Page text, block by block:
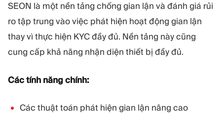
SEON là một nền tảng chống gian lận và đánh giá rủi
ro tập trung vào việc phát hiện hoạt động gian lận
thay vì thực hiện KYC đầy đủ. Nền tảng này cũng
cung cấp khả năng nhận diện thiết bị đầy đủ.
Các tính năng chính:
Các thuật toán phát hiện gian lận nâng cao